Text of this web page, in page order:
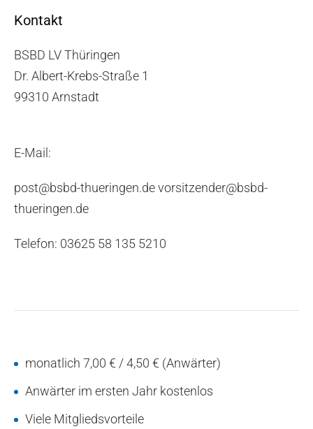
Kontakt
BSBD LV Thüringen
Dr. Albert-Krebs-Straße 1
99310 Arnstadt
E-Mail:
post@bsbd-thueringen.de vorsitzender@bsbd-
thueringen.de
Telefon: 03625 58 135 5210
monatlich 7,00 € / 4,50 € (Anwärter)
Anwärter im ersten Jahr kostenlos
Viele Mitgliedsvorteile